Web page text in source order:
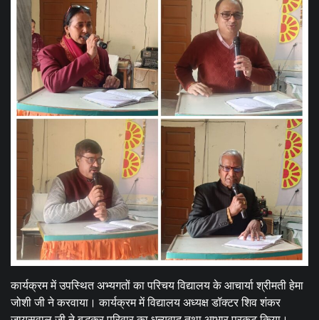
कार्यक्रम में उपस्थित अभ्यगतों का परिचय विद्यालय के आचार्या श्रीमती हेमा
जोशी जी ने करवाया। कार्यक्रम में विद्यालय अध्यक्ष डॉक्टर शिव शंकर